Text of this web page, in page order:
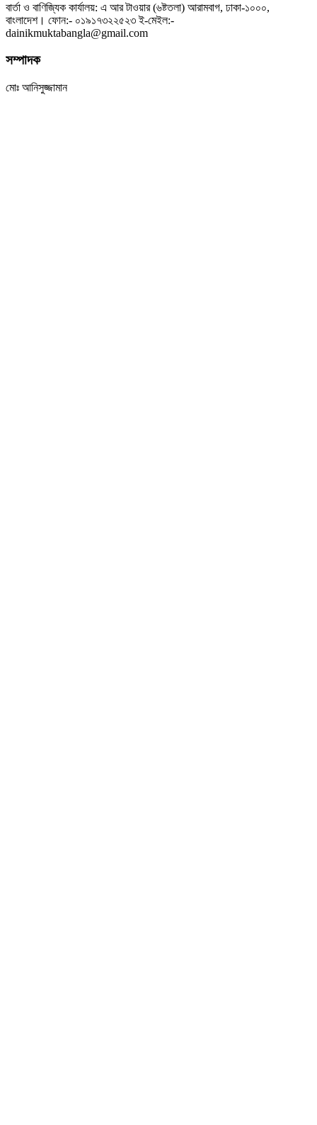
বার্তা ও বাণিজ্যিক কার্যালয়: এ আর টাওয়ার (৬ষ্টতলা) আরামবাগ, ঢাকা-১০০০,
বাংলাদেশ। ফোন:- ০১৯১৭৩২২৫২৩ ই-মেইল:-
dainikmuktabangla@gmail.com
সম্পাদক
মোঃ আনিসুজ্জামান